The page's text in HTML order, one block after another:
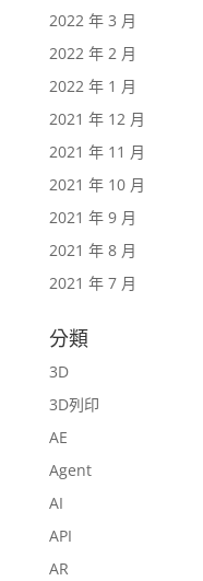
2022 年 3 月
2022 年 2 月
2022 年 1 月
2021 年 12 月
2021 年 11 月
2021 年 10 月
2021 年 9 月
2021 年 8 月
2021 年 7 月
分類
3D
3D列印
AE
Agent
AI
API
AR